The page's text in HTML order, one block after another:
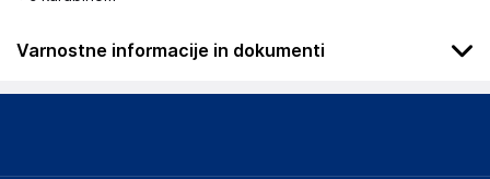
Varnostne informacije in dokumenti
.